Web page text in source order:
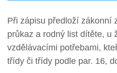
Při zápisu předloží zákonní
průkaz a rodný list dítěte, u
vzdělávacími potřebami,
třídy či třídy podle par. 16,